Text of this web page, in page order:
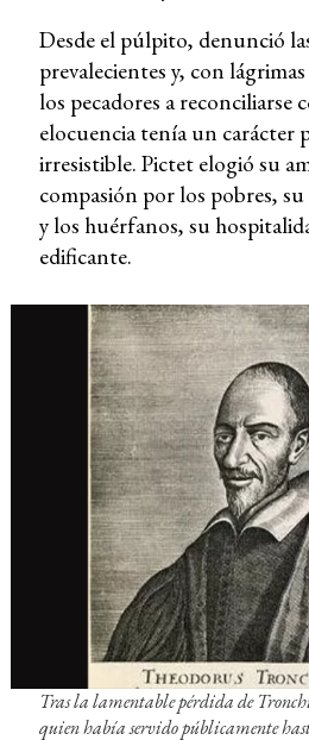
Desde el púlpito, denunció
prevalecientes y, con
los pecadores a reconciliarse
elocuencia tenía un carácter
irresistible. Pictet elogió su
compasión por los pobres,
y los huérfanos, su
edificante.
Tras la lamentable pérdida de
quien había servido públicamente